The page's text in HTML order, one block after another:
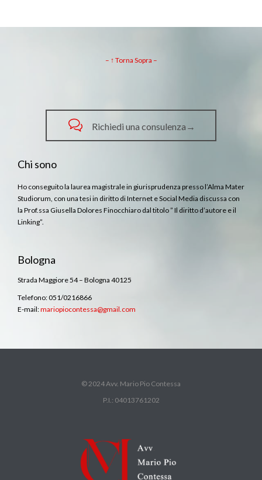
– ↑ Torna Sopra –
 Richiedi una consulenza→
Chi sono
Ho conseguito la laurea magistrale in giurisprudenza presso l’Alma Mater
Studiorum, con una tesi in diritto di Internet e Social Media discussa con
la Prof.ssa Giusella Dolores Finocchiaro dal titolo ” Il diritto d’autore e il
Linking”.
Bologna
Strada Maggiore 54 – Bologna 40125
Telefono: 051/0216866
E-mail:mariopiocontessa@gmail.com
© 2024 Avv. Mario Pio Contessa
P.I.: 04013761202